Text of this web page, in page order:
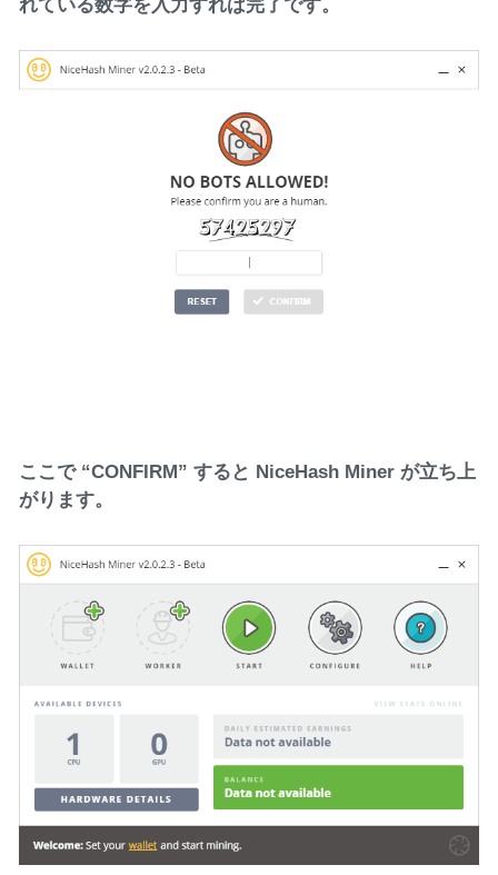
ここで “CONFIRM” すると NiceHash Miner が立ち上
がります。